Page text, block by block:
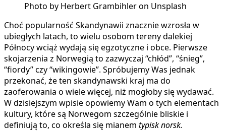
Photo by Herbert Grambihler on Unsplash
Choć popularność Skandynawii znacznie wzrosła w
ubiegłych latach, to wielu osobom tereny dalekiej
Północy wciąż wydają się egzotyczne i obce. Pierwsze
skojarzenia z Norwegią to zazwyczaj “chłód”, “śnieg”,
“fiordy” czy “wikingowie”. Spróbujemy Was jednak
przekonać, że ten skandynawski kraj ma do
zaoferowania o wiele więcej, niż mogłoby się wydawać.
W dzisiejszym wpisie opowiemy Wam o tych elementach
kultury, które są Norwegom szczególnie bliskie i
definiują to, co określa się mianem typisk norsk.